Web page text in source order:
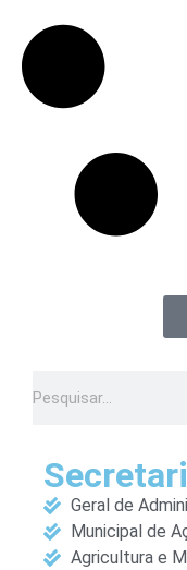
Geral de
Municipal de
Agricultura e